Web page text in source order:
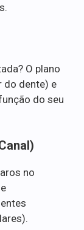
O plano
do dente) e
do seu
no